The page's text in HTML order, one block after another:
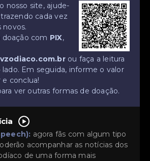
nosso site, ajude-
cada vez
novos.
doação com PIX,
ou faça a leitura
lado. Em seguida, informe o valor
e conclua!
ver outras formas de doação.
agora fãs com algum tipo
acompanhar as notícias dos
de uma forma mais